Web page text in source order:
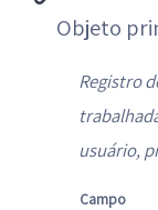
Objeto
Registro
usuário,
Campo